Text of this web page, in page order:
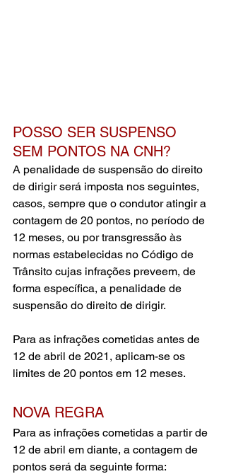
POSSO SER SUSPENSO
SEM PONTOS NA CNH?
A penalidade de suspensão do direito
de dirigir será imposta nos seguintes,
casos, sempre que o condutor atingir a
contagem de 20 pontos, no período de
12 meses, ou por transgressão às
normas estabelecidas no Código de
Trânsito cujas infrações preveem, de
forma específica, a penalidade de
suspensão do direito de dirigir.
Para as infrações cometidas antes de
12 de abril de 2021, aplicam-se os
limites de 20 pontos em 12 meses.
NOVA REGRA
Para as infrações cometidas a partir de
12 de abril em diante, a contagem de
pontos será da seguinte forma: